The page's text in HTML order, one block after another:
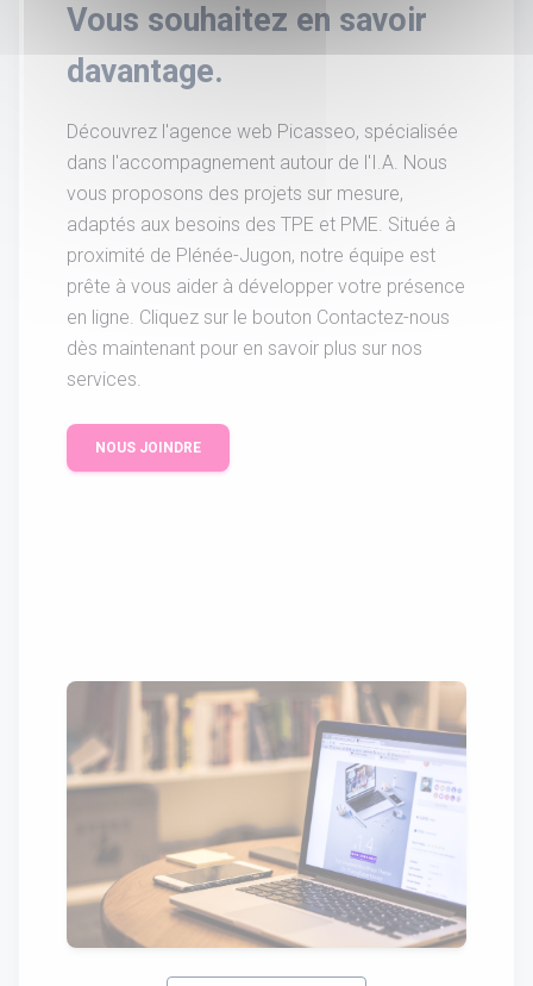
Vous souhaitez en savoir
davantage.
Découvrez l'agence web Picasseo, spécialisée
dans l'accompagnement autour de l'I.A. Nous
vous proposons des projets sur mesure,
adaptés aux besoins des TPE et PME. Située à
proximité de Plénée-Jugon, notre équipe est
prête à vous aider à développer votre présence
en ligne. Cliquez sur le bouton Contactez-nous
dès maintenant pour en savoir plus sur nos
services.
NOUS JOINDRE